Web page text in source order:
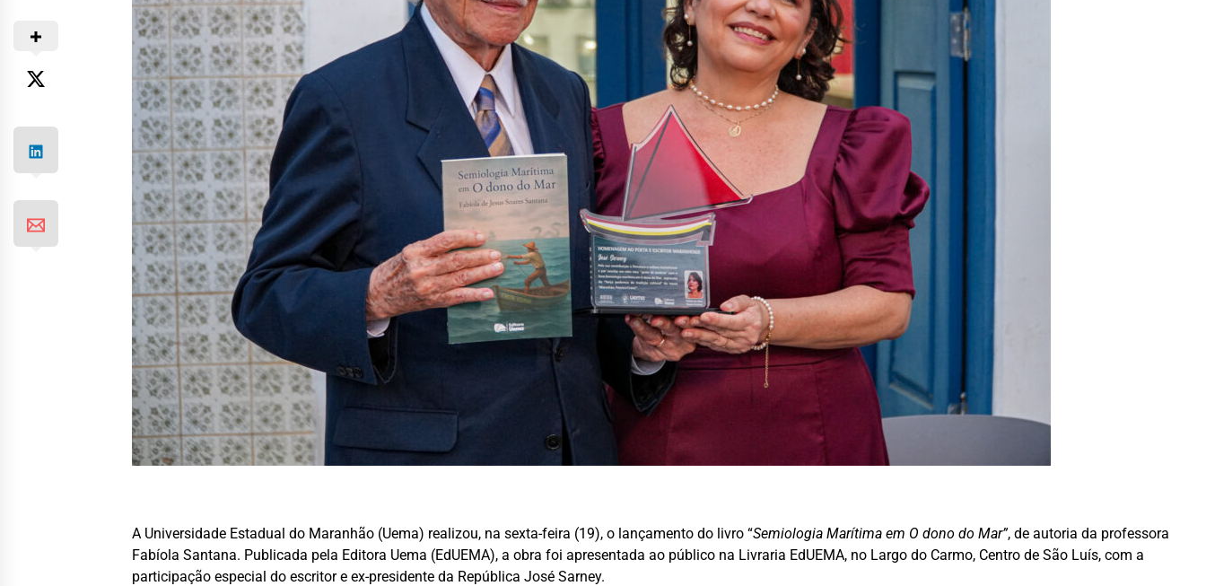
A Universidade Estadual do Maranhão (Uema) realizou, na sexta-feira (19), o lançamento do livro “Semiologia Marítima em O dono do Mar”, de autoria da professora
Fabíola Santana. Publicada pela Editora Uema (EdUEMA), a obra foi apresentada ao público na Livraria EdUEMA, no Largo do Carmo, Centro de São Luís, com a
participação especial do escritor e ex-presidente da República José Sarney.